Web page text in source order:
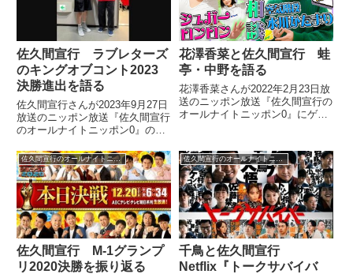
佐久間宣行 ラブレターズ
のキングオブコント2023
決勝進出を語る
佐久間宣行さんが2023年9月27日
放送のニッポン放送『佐久間宣行
のオールナイトニッポン0』の中
2023のファイナリストの顔ぶれ
についてトーク。長年付き合いの
あるラブレターズが決勝進出した
ことについて話していました。
花澤香菜と佐久間宣行 蛙
亭・中野を語る
花澤香菜さんが2022年2月23日放
送のニッポン放送『佐久間宣行の
オールナイトニッポン0』にゲス
た。
佐久間宣行のオールナイトニッポン0
佐久間宣行 M-1グランプ
リ2020決勝を振り返る
佐久間宣行のオールナイトニッポン0
千鳥と佐久間宣行
Netflix『トークサバイバ